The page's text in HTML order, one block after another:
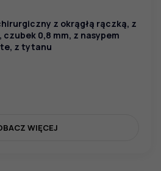
z okrągłą rączką, z
czubek 0,8 mm, z nasypem
z tytanu
WIĘCEJ